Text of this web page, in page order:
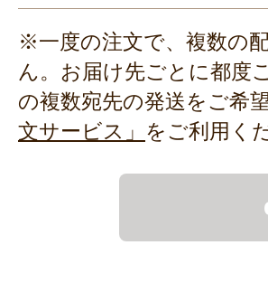
※一度の注文で、複数の
ん。お届け先ごとに都度
の複数宛先の発送をご希
文サービス」 をご利用く